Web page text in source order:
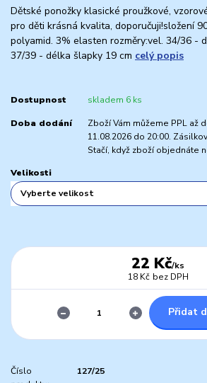
Dětské ponožky klasické proužkové,
pro děti krásná kvalita, doporučuji!složení
polyamid. 3% elasten rozměry:vel. 34/36 -
37/39 - délka šlapky 19 cm celý popis
Dostupnost skladem 6 ks
Doba dodání
Zboží Vám můžeme PPL až
11.08.2026 do 20:00.
Stačí, když zboží objednáte
Velikosti
22 Kč/ks
18 Kč bez DPH
Přidat
Číslo
127/25